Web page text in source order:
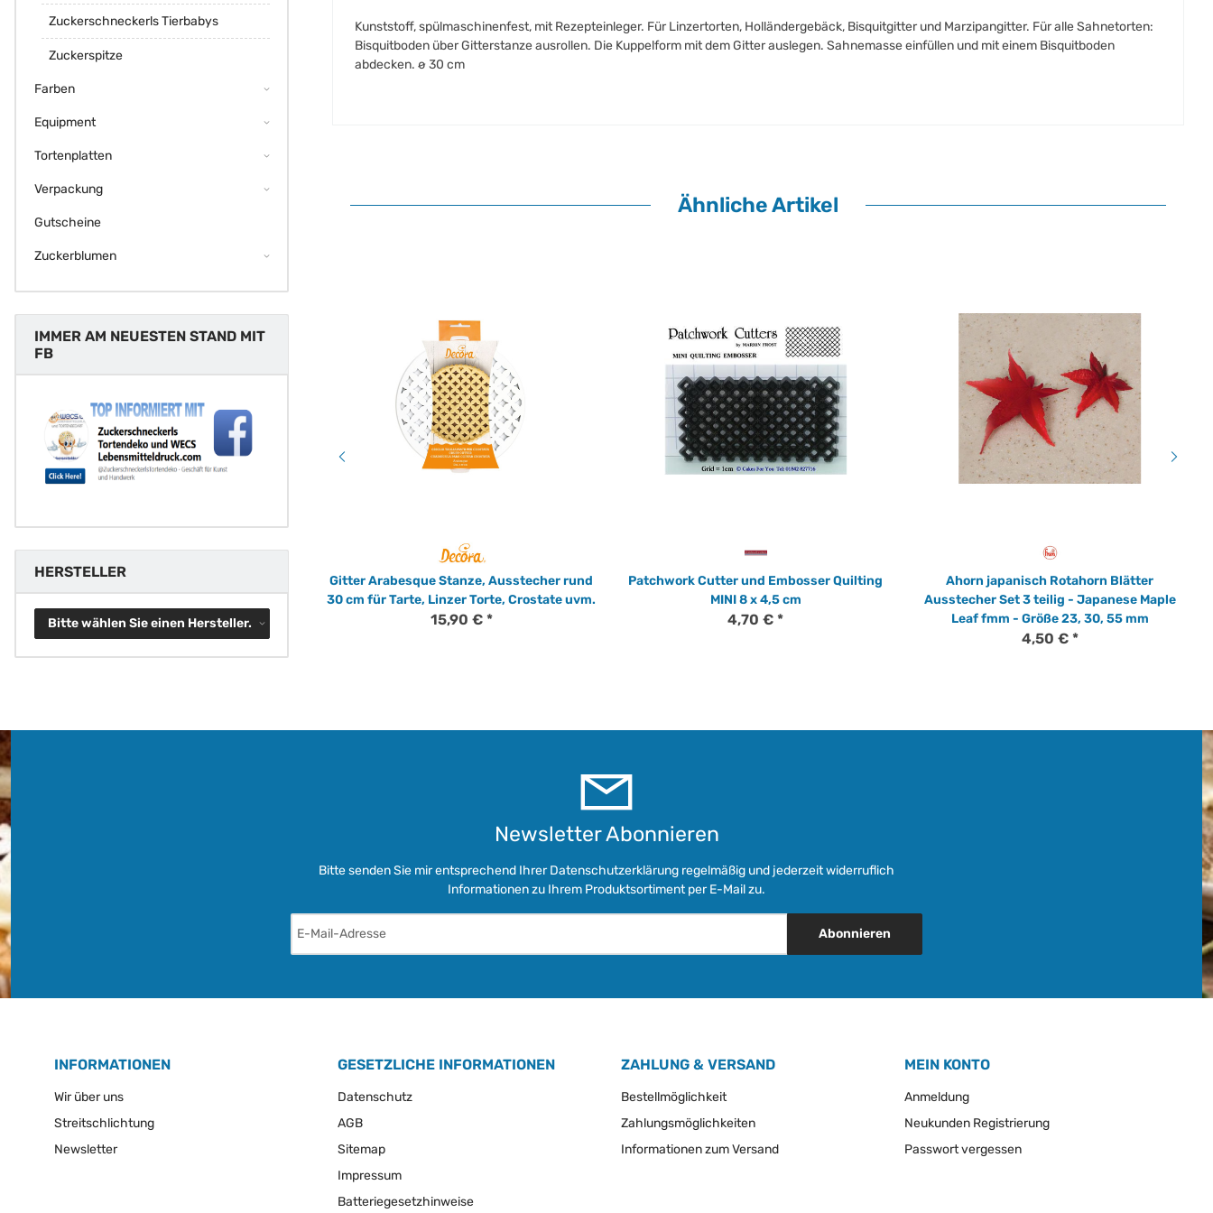
Kunststoff, spülmaschinenfest, mit Rezepteinleger. Für Linzertorten, Holländergebäck, Bisquitgitter und Marzipangitter. Für alle Sahnetorten:
Bisquitboden über Gitterstanze ausrollen. Die Kuppelform mit dem Gitter auslegen. Sahnemasse einfüllen und mit einem Bisquitboden
abdecken. ø 30 cm
Ähnliche Artikel
Gitterstanze rund 30 cm für Tarte, Linzer,
15,90 €*
Gitter Arabesque Stanze, Ausstecher rund
30 cm für Tarte, Linzer Torte, Crostate uvm.
15,90 € *
Patchwork Cutter und Embosser Quilting
MINI 8 x 4,5 cm
4,70 € *
Ahorn japanisch Rotahorn Blätter
Ausstecher Set 3 teilig - Japanese Maple
Leaf fmm - Größe 23, 30, 55 mm
4,50 € *
Zuckerschneckerls Tierbabys
Zuckerspitze
Farben
Equipment
Tortenplatten
Verpackung
Gutscheine
Zuckerblumen
IMMER AM NEUESTEN STAND MIT
FB
HERSTELLER
Bitte wählen Sie einen Hersteller.
Newsletter Abonnieren
Bitte senden Sie mir entsprechend IhrerDatenschutzerklärung regelmäßig und jederzeit widerruflich
Informationen zu Ihrem Produktsortiment per E-Mail zu.
Abonnieren
INFORMATIONEN
Wir über uns
Streitschlichtung
Newsletter
GESETZLICHE INFORMATIONEN
Datenschutz
AGB
Sitemap
Impressum
Batteriegesetzhinweise
ZAHLUNG & VERSAND
Bestellmöglichkeit
Zahlungsmöglichkeiten
Informationen zum Versand
MEIN KONTO
Anmeldung
Neukunden Registrierung
Passwort vergessen